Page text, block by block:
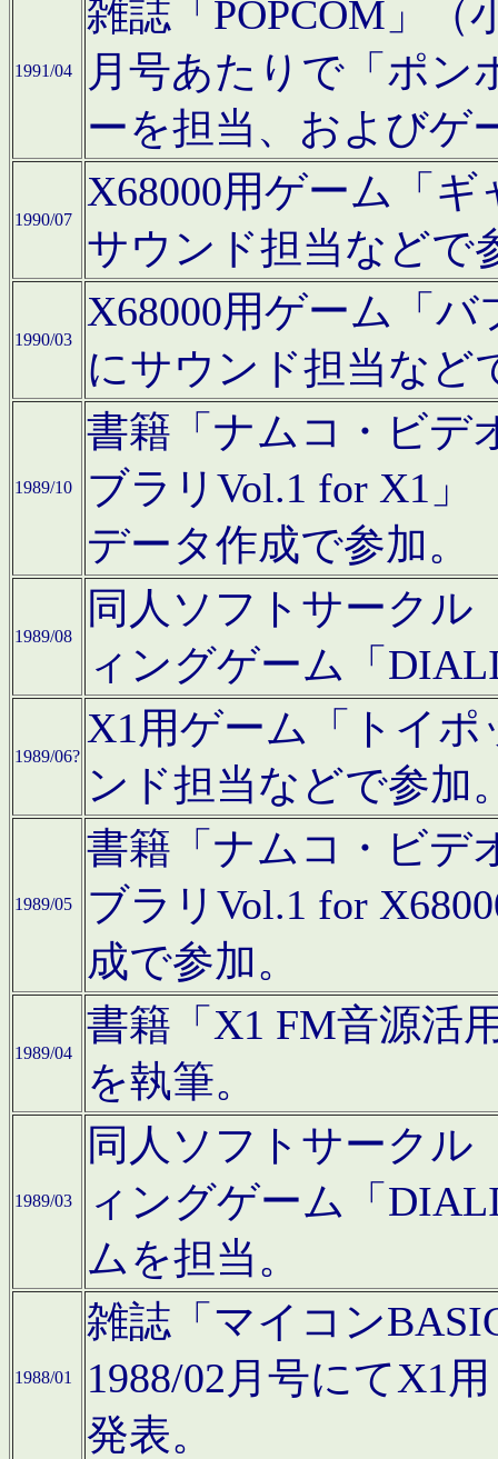
1991/04
雑誌「POPCOM」（
月号あたりで「ポン
ーを担当、およびゲ
1990/07
X68000用ゲーム「
サウンド担当などで
1990/03
X68000用ゲーム「
にサウンド担当など
1989/10
書籍「ナムコ・ビデ
ブラリVol.1 for X1」
データ作成で参加。
1989/08
同人ソフトサークル
ィングゲーム「
1989/06?
X1用ゲーム「トイ
ンド担当などで参加
1989/05
書籍「ナムコ・ビデ
ブラリVol.1 for
成で参加。
1989/04
書籍「X1 FM音源活
を執筆。
1989/03
同人ソフトサークル
ィングゲーム「
ムを担当。
1988/01
雑誌「マイコン
1988/02月号にてX1
発表。